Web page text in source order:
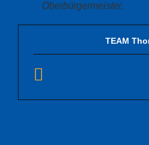
Oberbürgermeister.
TEAM